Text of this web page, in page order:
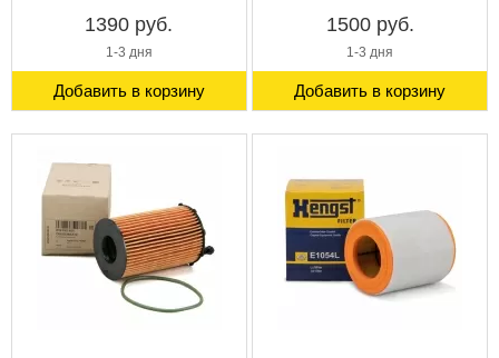
1390 руб.
1-3 дня
Добавить в корзину
1500 руб.
1-3 дня
Добавить в корзину